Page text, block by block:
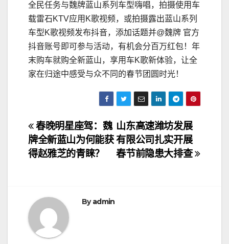
全民任务与魏牌蓝山系列车型嗨唱，拍摄使用车
载雷石KTV应用K歌视频，或拍摄露出蓝山系列
车型K歌视频发布抖音，添加话题并@魏牌 官方
抖音账号即可参与活动，有机会分百万红包！年
末购车就购全新蓝山，享用车K歌新体验，让全
家在归途中感受与众不同的春节团圆时光！
文
章
航
山东高速潍坊发展
有限公司扎实开展
春节前隐患大排查
春晚明星座驾：魏
牌全新蓝山为何能获
得赵雅芝的青睐？
Byadmin